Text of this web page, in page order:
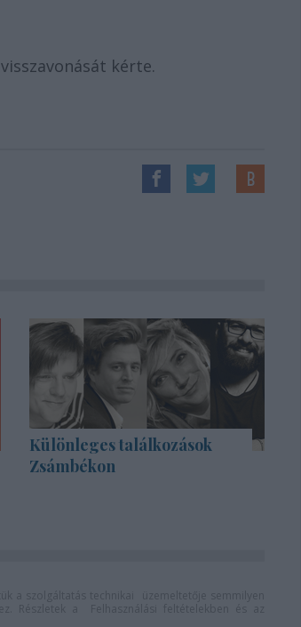
visszavonását kérte.
Különleges találkozások
Zsámbékon